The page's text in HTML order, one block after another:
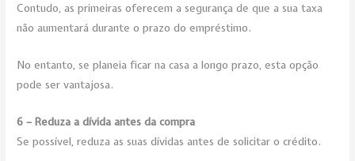
Contudo, as primeiras oferecem a segurança de que a sua taxa
não aumentará durante o prazo do empréstimo.
No entanto, se planeia ficar na casa a longo prazo, esta opção
pode ser vantajosa.
6 – Reduza a dívida antes da compra
Se possível, reduza as suas dívidas antes de solicitar o crédito.